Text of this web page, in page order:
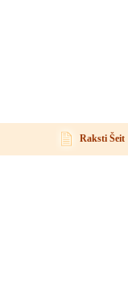
Raksti Šeit